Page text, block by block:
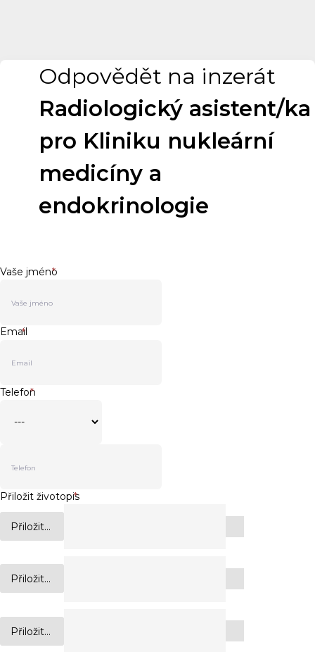
Odpovědět na inzerát
Radiologický asistent/ka
pro Kliniku nukleární
medicíny a
endokrinologie
Vaše jméno
*
Email
*
Telefon
*
Přiložit životopis
*
Přiložit...
Přiložit...
Přiložit...